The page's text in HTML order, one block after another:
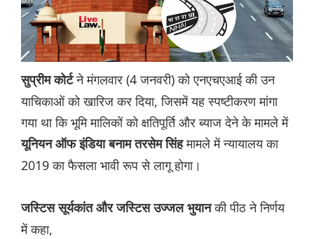
सुप्रीम कोर्टने मंगलवार (4 जनवरी) को एनएचएआई की उन
याचिकाओं को खारिज कर दिया, जिसमें यह स्पष्टीकरण मांगा
गया था कि भूमि मालिकों को क्षतिपूर्ति और ब्याज देने के मामले में
यूनियन ऑफ इंडिया बनाम तरसेम सिंहमामले में न्यायालय का
2019 का फैसला भावी रूप से लागू होगा।
जस्टिस सूर्यकांत और जस्टिस उज्जल भुयानकी पीठ ने निर्णय
में क‌हा,